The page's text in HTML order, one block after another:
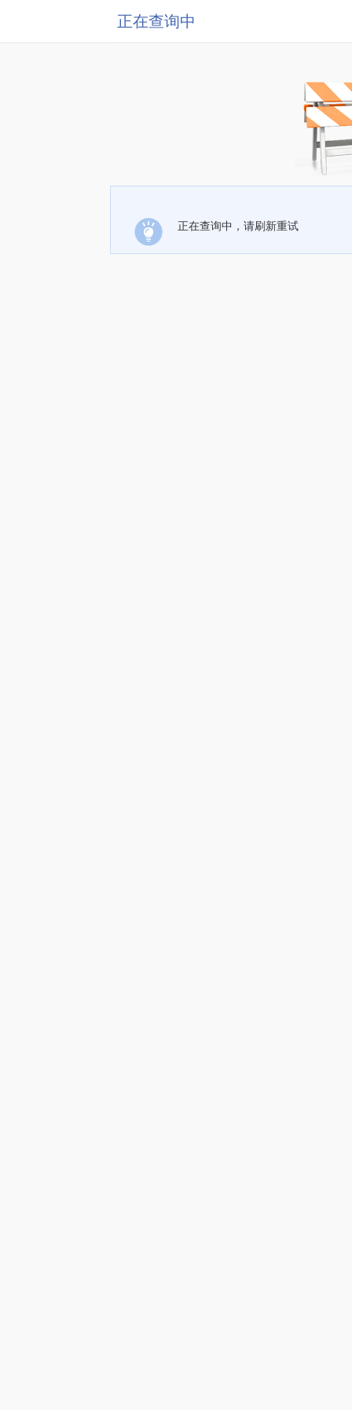
正在查询中
正在查询中，请刷新重试